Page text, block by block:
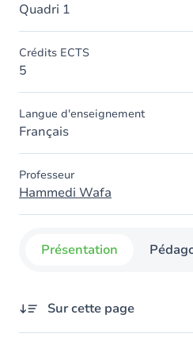
Quadri 1
Crédits ECTS
5
Langue d'enseignement
Français
Professeur
Hammedi Wafa
Présentation
Sur cette page